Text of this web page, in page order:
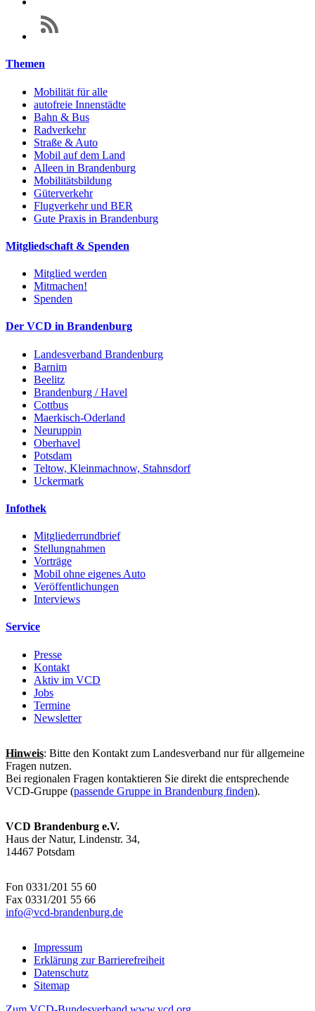
Themen
Mobilität für alle
autofreie Innenstädte
Bahn & Bus
Radverkehr
Straße & Auto
Mobil auf dem Land
Alleen in Brandenburg
Mobilitätsbildung
Güterverkehr
Flugverkehr und BER
Gute Praxis in Brandenburg
Mitgliedschaft & Spenden
Mitglied werden
Mitmachen!
Spenden
Der VCD in Brandenburg
Landesverband Brandenburg
Barnim
Beelitz
Brandenburg / Havel
Cottbus
Maerkisch-Oderland
Neuruppin
Oberhavel
Potsdam
Teltow, Kleinmachnow, Stahnsdorf
Uckermark
Infothek
Mitgliederrundbrief
Stellungnahmen
Vorträge
Mobil ohne eigenes Auto
Veröffentlichungen
Interviews
Service
Presse
Kontakt
Aktiv im VCD
Jobs
Termine
Newsletter
Hinweis: Bitte den Kontakt zum Landesverband nur für allgemeine
Fragen nutzen.
Bei regionalen Fragen kontaktieren Sie direkt die entsprechende
VCD-Gruppe (passende Gruppe in Brandenburg finden).
VCD Brandenburg e.V.
Haus der Natur, Lindenstr. 34,
14467 Potsdam
Fon 0331/201 55 60
Fax 0331/201 55 66
info@vcd-brandenburg.de
Impressum
Erklärung zur Barrierefreiheit
Datenschutz
Sitemap